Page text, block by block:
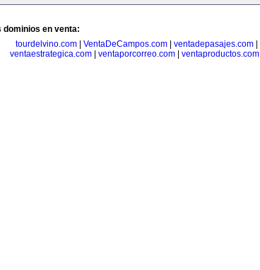
dominios en venta:
tourdelvino.com| VentaDeCampos.com| ventadepasajes.com|
ventaestrategica.com| ventaporcorreo.com| ventaproductos.com|